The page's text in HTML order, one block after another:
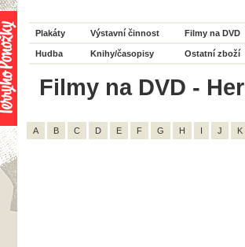
Plakáty Výstavní činnost Filmy na DVD
Hudba Knihy/časopisy Ostatní zboží
Filmy na DVD -
A B C D E F G H I J K